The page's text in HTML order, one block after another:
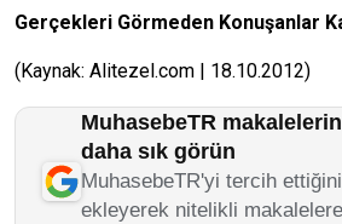
Gerçekleri Görmeden Konuşanlar
(Kaynak: Alitezel.com | 18.10.2012)
MuhasebeTR
daha sık görün
MuhasebeTR'yi tercih
ekleyerek nitelikli